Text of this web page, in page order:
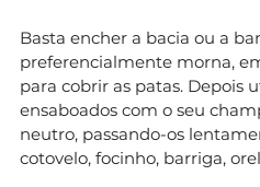
Basta encher a bacia ou a
preferencialmente morna,
para cobrir as patas. Depois
ensaboados com o seu
neutro, passando-os
cotovelo, focinho, barriga,